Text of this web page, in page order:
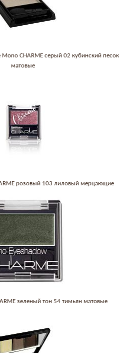
CHARME серый 02 кубинский песок
матовые
розовый 103 лиловый мерцающие
зеленый тон 54 тимьян матовые